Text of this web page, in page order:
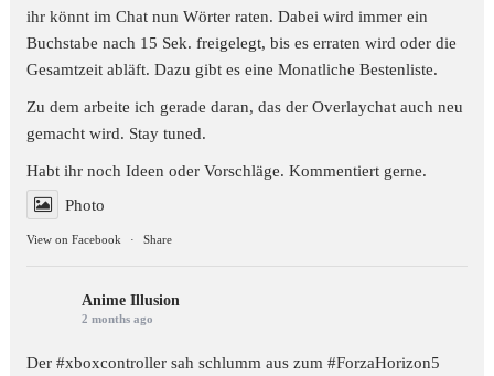
ihr könnt im Chat nun Wörter raten. Dabei wird immer ein
Buchstabe nach 15 Sek. freigelegt, bis es erraten wird oder die
Gesamtzeit abläft. Dazu gibt es eine Monatliche Bestenliste.
Zu dem arbeite ich gerade daran, das der Overlaychat auch neu
gemacht wird. Stay tuned.
Habt ihr noch Ideen oder Vorschläge. Kommentiert gerne.
Photo
View on Facebook · Share
Anime Illusion
2 months ago
Der #xboxcontroller sah schlumm aus zum#ForzaHorizon5